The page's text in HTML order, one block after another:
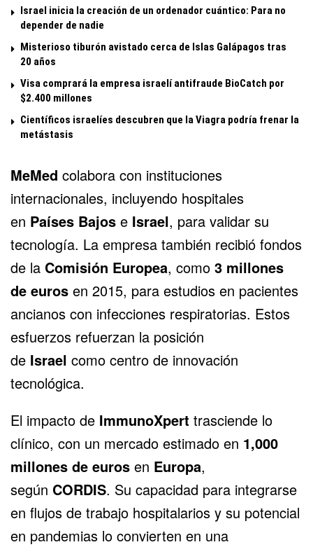
Israel inicia la creación de un ordenador cuántico: Para no
depender de nadie
Misterioso tiburón avistado cerca de Islas Galápagos tras
20 años
Visa comprará la empresa israelí antifraude BioCatch por
$2.400 millones
Científicos israelíes descubren que la Viagra podría frenar la
metástasis
MeMed colabora con instituciones
internacionales, incluyendo hospitales
en Países Bajos e Israel, para validar su
tecnología. La empresa también recibió fondos
de la Comisión Europea, como 3 millones
de euros en 2015, para estudios en pacientes
ancianos con infecciones respiratorias. Estos
esfuerzos refuerzan la posición
de Israel como centro de innovación
tecnológica.
El impacto de ImmunoXpert trasciende lo
clínico, con un mercado estimado en 1,000
millones de euros en Europa,
según CORDIS. Su capacidad para integrarse
en flujos de trabajo hospitalarios y su potencial
en pandemias lo convierten en una